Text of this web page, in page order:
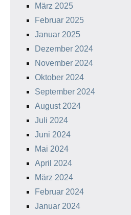
März 2025
Februar 2025
Januar 2025
Dezember 2024
November 2024
Oktober 2024
September 2024
August 2024
Juli 2024
Juni 2024
Mai 2024
April 2024
März 2024
Februar 2024
Januar 2024